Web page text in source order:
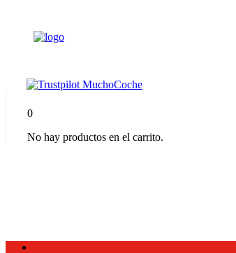
0
No hay productos en el carrito.